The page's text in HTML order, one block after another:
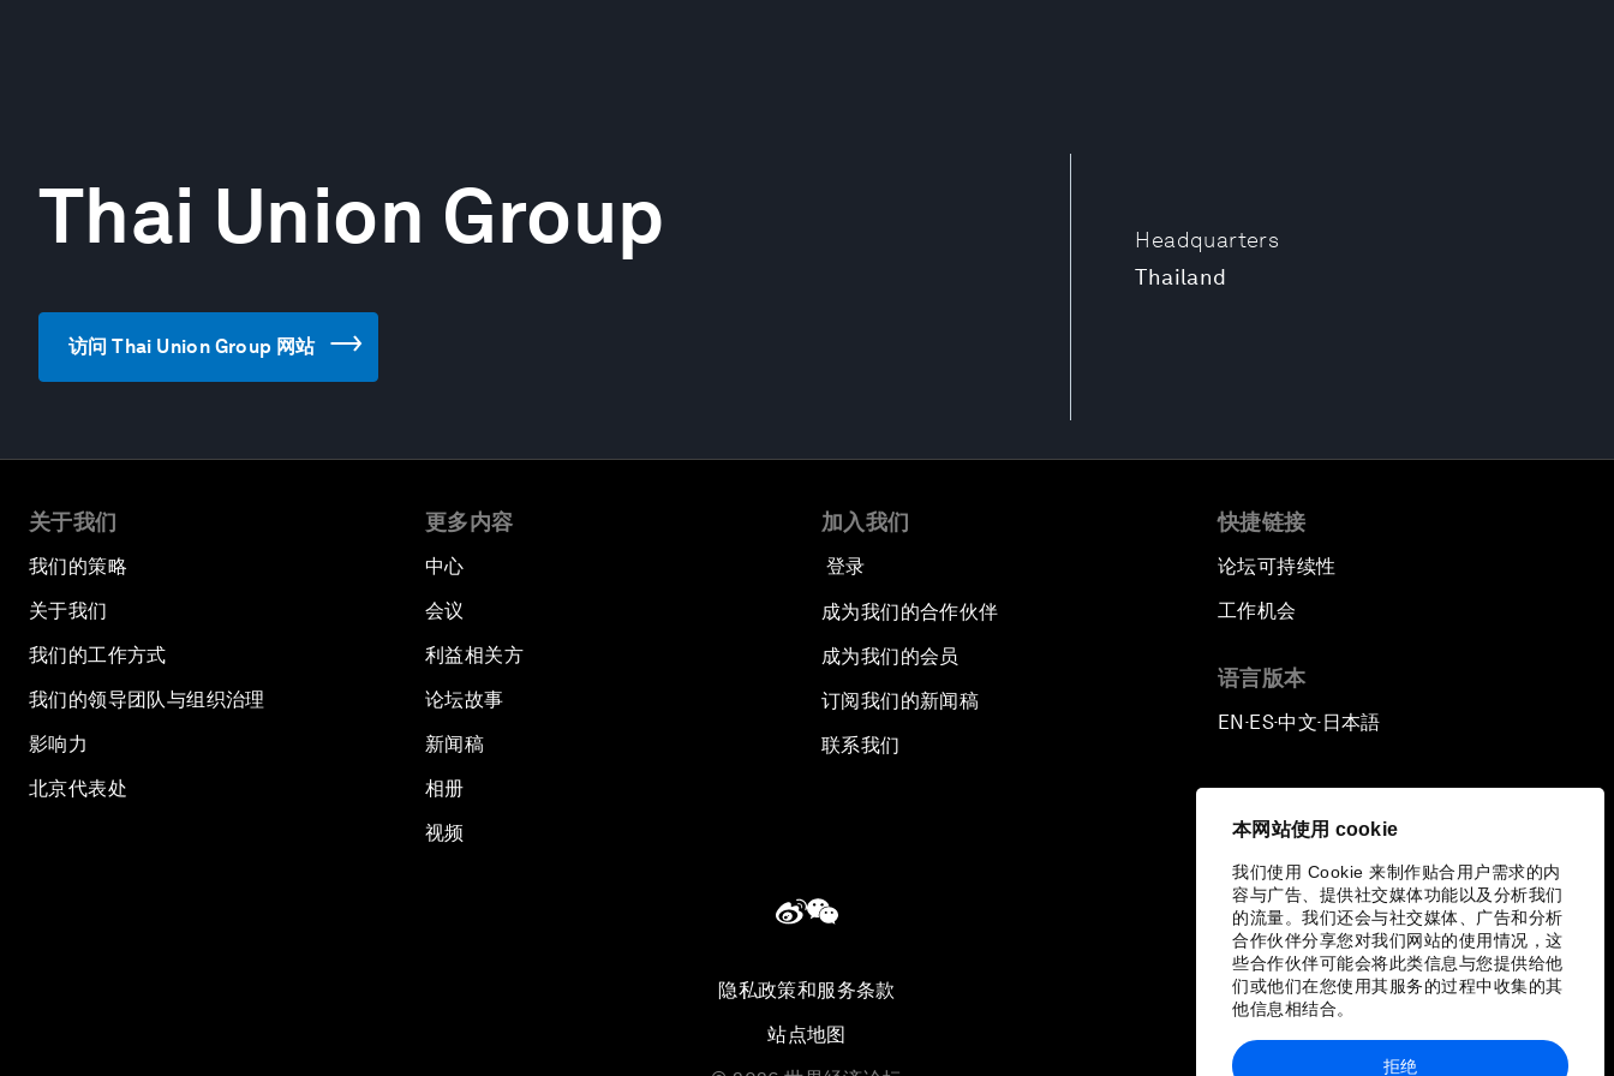
本网站使用 cookie
我们使用 Cookie 来制作贴合用户需求的内
容与广告、提供社交媒体功能以及分析我们
的流量。我们还会与社交媒体、广告和分析
合作伙伴分享您对我们网站的使用情况，这
些合作伙伴可能会将此类信息与您提供给他
们或他们在您使用其服务的过程中收集的其
他信息相结合。
拒绝
Headquarters
Thailand
Thai Union Group
访问 Thai Union Group 网站
关于我们
我们的策略
关于我们
我们的工作方式
我们的领导团队与组织治理
影响力
北京代表处
更多内容
中心
会议
利益相关方
论坛故事
新闻稿
相册
视频
加入我们
登录
成为我们的合作伙伴
成为我们的会员
订阅我们的新闻稿
联系我们
快捷链接
论坛可持续性
工作机会
语言版本
EN ▪ES▪中文▪ 日本語
隐私政策和服务条款
站点地图